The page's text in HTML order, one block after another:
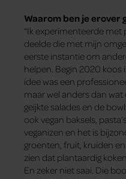
Waarom ben je erover
“Ik experimenteerde
deelde die met mijn
eerste instantie om
helpen. Begin 2020 koos
idee was een
maar wel anders dan wat
geijkte salades en de
ook vegan baksels,
veganizen en het is
groenten, fruit, kruiden
zien dat plantaardig
En zeker niet saai. Die